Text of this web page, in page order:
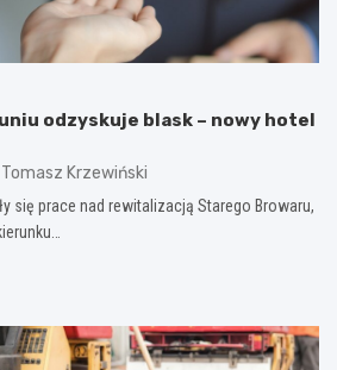
odzyskuje blask – nowy hotel
Tomasz Krzewiński
się prace nad rewitalizacją Starego Browaru,